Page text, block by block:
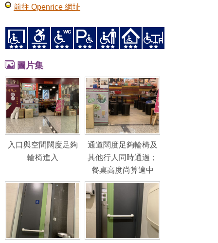
前往 Openrice 網址
圖片集
入口與空間闊度足夠
輪椅進入
通道闊度足夠輪椅及
其他行人同時通過；
餐桌高度尚算適中